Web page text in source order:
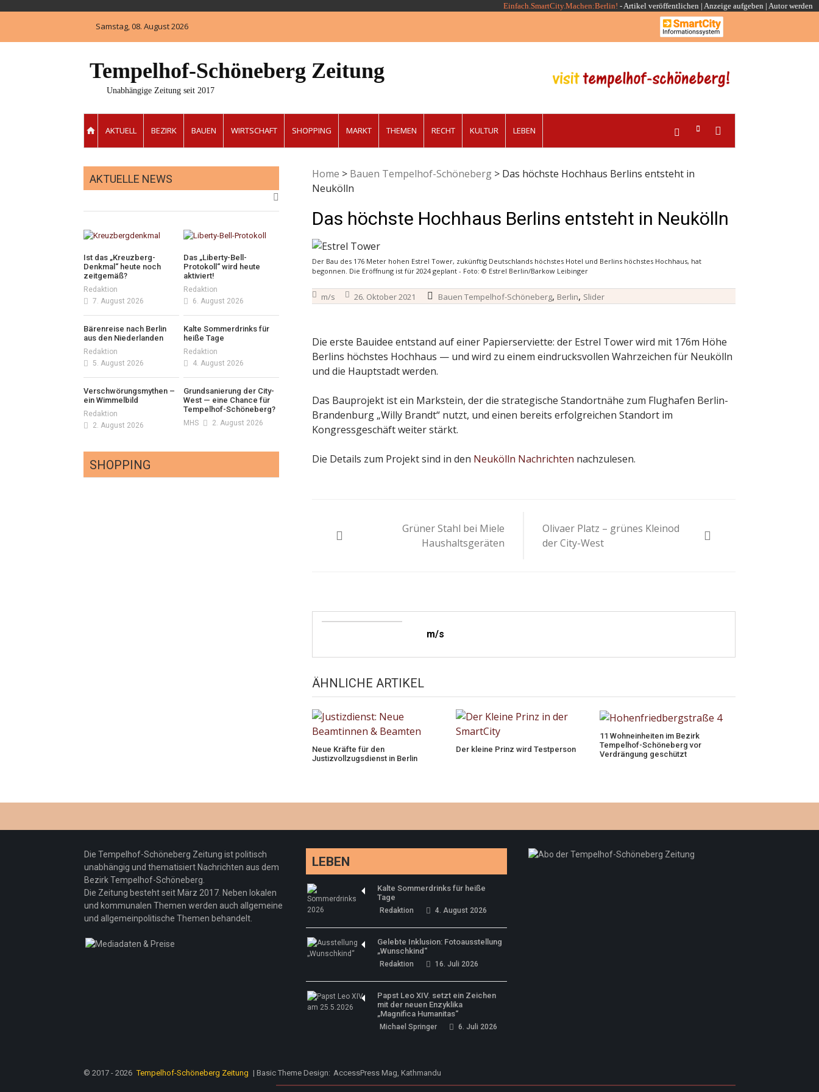
Einfach.SmartCity.Machen:Berlin! -Artikel veröffentlichen | Anzeige aufgeben | Autor werden
Samstag, 08. August 2026
Tempelhof-Schöneberg Zeitung
Unabhängige Zeitung seit 2017
AKTUELL BEZIRK BAUEN WIRTSCHAFT SHOPPING MARKT THEMEN RECHT KULTUR LEBEN
Home > Bauen Tempelhof-Schöneberg> Das höchste Hochhaus Berlins entsteht in
Neukölln
Das höchste Hochhaus Berlins entsteht in Neukölln
Der Bau des 176 Meter hohen Estrel Tower, zukünftig Deutschlands höchstes Hotel und Berlins höchstes Hochhaus, hat
begonnen. Die Eröffnung ist für 2024 geplant - Foto: © Estrel Berlin/Barkow Leibinger
m/s 26. Oktober 2021 Bauen Tempelhof-Schöneberg, Berlin, Slider
Die erste Bauidee entstand auf einer Papierserviette: der Estrel Tower wird mit 176m Höhe
Berlins höchstes Hochhaus — und wird zu einem eindrucksvollen Wahrzeichen für Neukölln
und die Hauptstadt werden.
Das Bauprojekt ist ein Markstein, der die strategische Standortnähe zum Flughafen Berlin-
Brandenburg „Willy Brandt“ nutzt, und einen bereits erfolgreichen Standort im
Kongressgeschäft weiter stärkt.
Die Details zum Projekt sind in den Neukölln Nachrichten nachzulesen.
Grüner Stahl bei Miele
Haushaltsgeräten
Olivaer Platz – grünes Kleinod
der City-West
m/s
ÄHNLICHE ARTIKEL
Neue Kräfte für den
Justizvollzugsdienst in Berlin
Der kleine Prinz wird Testperson
11 Wohneinheiten im Bezirk
Tempelhof-Schöneberg vor
Verdrängung geschützt
AKTUELLE NEWS
Ist das „Kreuzberg-
Denkmal“ heute noch
zeitgemäß?
Redaktion
7. August 2026
Das „Liberty-Bell-
Protokoll“ wird heute
aktiviert!
Redaktion
6. August 2026
Bärenreise nach Berlin
aus den Niederlanden
Redaktion
5. August 2026
Kalte Sommerdrinks für
heiße Tage
Redaktion
4. August 2026
Verschwörungsmythen –
ein Wimmelbild
Redaktion
2. August 2026
Grundsanierung der City-
West — eine Chance für
Tempelhof-Schöneberg?
MHS 2. August 2026
SHOPPING
Die Tempelhof-Schöneberg Zeitung ist politisch
unabhängig und thematisiert Nachrichten aus dem
Bezirk Tempelhof-Schöneberg.
Die Zeitung besteht seit März 2017. Neben lokalen
und kommunalen Themen werden auch allgemeine
und allgemeinpolitische Themen behandelt.
LEBEN
Kalte Sommerdrinks für heiße
Tage
Redaktion 4. August 2026
Gelebte Inklusion: Fotoausstellung
„Wunschkind“
Redaktion 16. Juli 2026
Papst Leo XIV. setzt ein Zeichen
mit der neuen Enzyklika
„Magnifica Humanitas“
Michael Springer 6. Juli 2026
© 2017 - 2026 Tempelhof-Schöneberg Zeitung | Basic Theme Design: AccessPress Mag, Kathmandu